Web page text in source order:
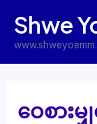
content
Shwe
ဝေစားမ